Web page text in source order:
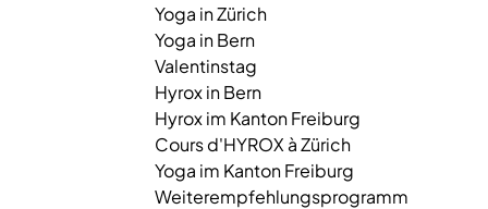
Yoga in Zürich
Yoga in Bern
Valentinstag
Hyrox in Bern
Hyrox im Kanton Freiburg
Cours d'HYROX à Zürich
Yoga im Kanton Freiburg
Weiterempfehlungsprogramm